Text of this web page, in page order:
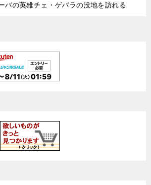
バの英雄チェ・ゲバラの没地を訪れる